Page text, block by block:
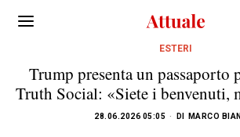
ESTERI
Trump presenta un passaporto
Truth Social: «Siete i benvenuti,
28.06.2026 05:05 DI MARCO